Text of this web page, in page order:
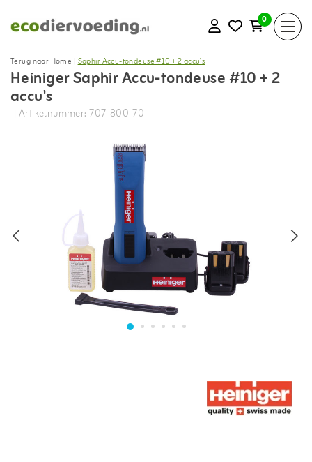
0
Terug naar Home |Saphir Accu-tondeuse #10 + 2 accu's
Heiniger Saphir Accu-tondeuse #10 + 2
accu's
| Artikelnummer: 707-800-70